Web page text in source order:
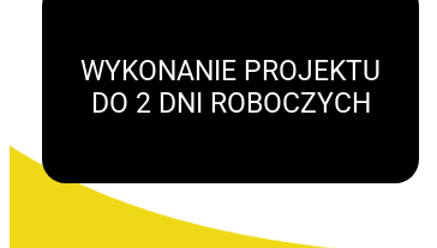
WYKONANIE PROJEKTU
DO 2 DNI ROBOCZYCH